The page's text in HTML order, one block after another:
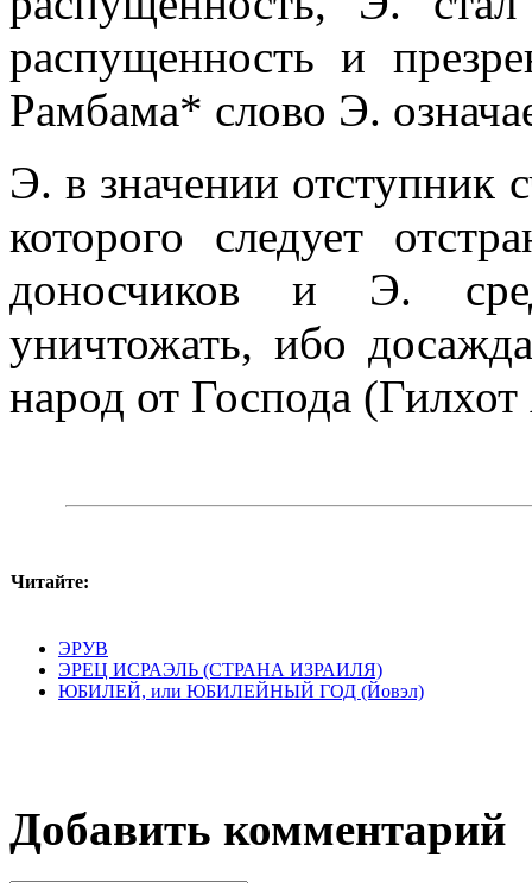
распущенность и
Рамбама* слово Э.
Э. в значении отступник
которого следует
доносчиков и Э.
уничтожать, ибо
народ от Господа
Читайте:
ЭРУВ
ЭРЕЦ ИСРАЭЛЬ (СТРАНА ИЗРАИЛЯ)
ЮБИЛЕЙ, или ЮБИЛЕЙНЫЙ ГОД (Йовэл)
Добавить комментарий